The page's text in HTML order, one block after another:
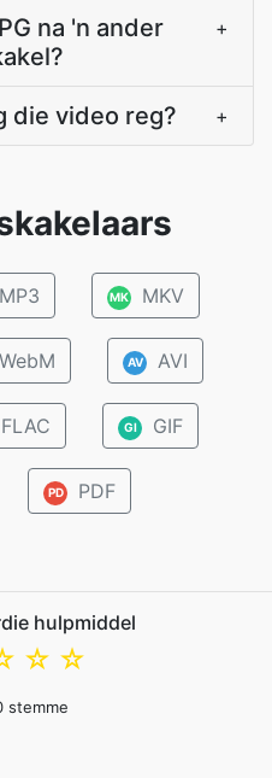
na 'n ander
+
die video reg? +
MP3 MK MKV
WebM AV AVI
FLAC GI GIF
PD PDF
hulpmiddel
☆
☆
stemme